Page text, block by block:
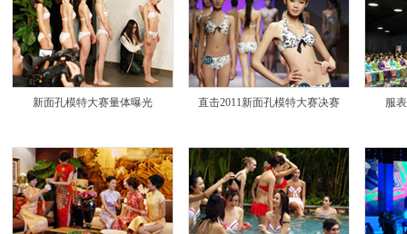
新面孔模特大赛量体曝光 直击2011新面孔模特大赛决赛 服